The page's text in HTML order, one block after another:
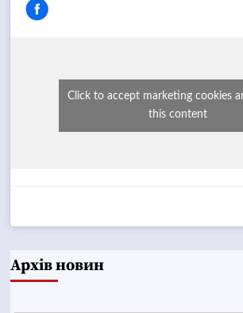
Click to accept marketing cookies
this content
Архів новин